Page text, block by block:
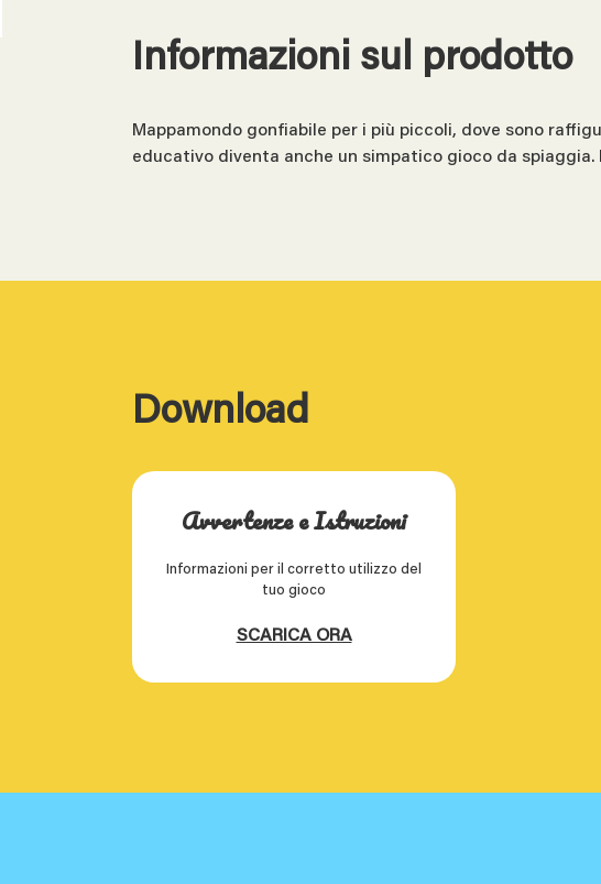
Informazioni sul prodotto
Mappamondo gonfiabile per i più piccoli, dove sono
educativo diventa anche un simpatico gioco da spiaggia.
Download
Avvertenze e Istruzioni
Informazioni per il corretto utilizzo del
tuo gioco
SCARICA ORA